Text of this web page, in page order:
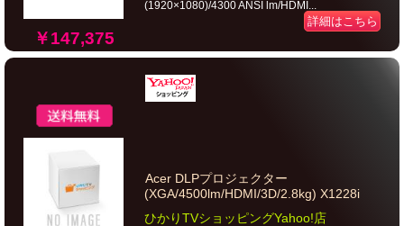
￥147,375
(1920×1080)/4300 ANSI lm/HDMI...
詳細はこちら
Acer DLPプロジェクター
(XGA/4500lm/HDMI/3D/2.8kg) X1228i
ひかりTVショッピングYahoo!店